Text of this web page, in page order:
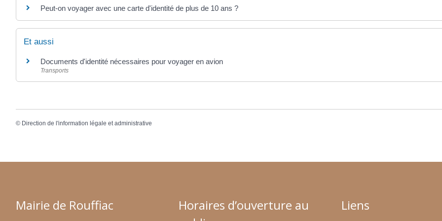
Peut-on voyager avec une carte d'identité de plus de 10 ans ?
Et aussi
Documents d'identité nécessaires pour voyager en avion
Transports
© Direction de l'information légale et administrative
Mairie de Rouffiac
Horaires d’ouverture au
Liens